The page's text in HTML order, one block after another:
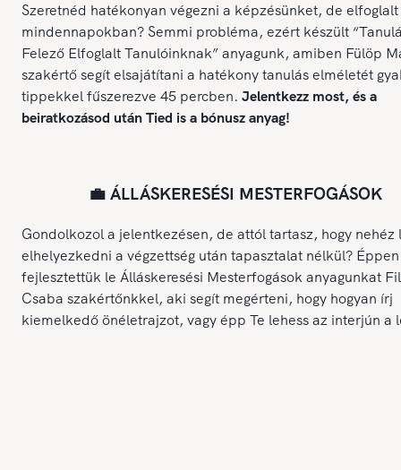
Szeretnéd hatékonyan végezni a képzésünket, de elfoglalt
mindennapokban? Semmi probléma, ezért készült
Felező Elfoglalt Tanulóinknak” anyagunk, amiben Fülöp
szakértő segít elsajátítani a hatékony tanulás elméletét
tippekkel fűszerezve 45 percben. Jelentkezz most, és a
beiratkozásod után Tied is a bónusz anyag!
💼 ÁLLÁSKERESÉSI MESTERFOGÁSOK
Gondolkozol a jelentkezésen, de attól tartasz, hogy nehéz
elhelyezkedni a végzettség után tapasztalat nélkül?
fejlesztettük le Álláskeresési Mesterfogások anyagunkat
Csaba szakértőnkkel, aki segít megérteni, hogy hogyan írj
kiemelkedő önéletrajzot, vagy épp Te lehess az interjún a